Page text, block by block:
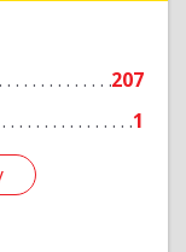
207
1